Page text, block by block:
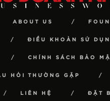
ABOUT US
ĐIỀU KHOẢN SỬ
CHÍNH SÁCH BẢO
HỎI THƯỜNG GẶP
LIÊN HỆ ĐẶT